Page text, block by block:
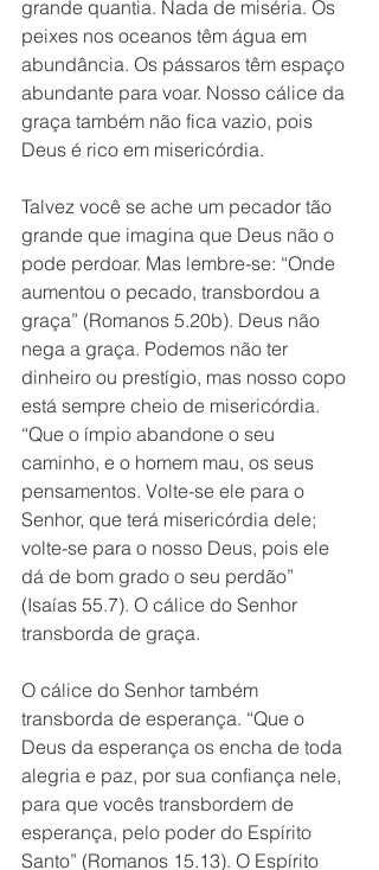
grande quantia. Nada de miséria. Os
peixes nos oceanos têm água em
abundância. Os pássaros têm espaço
abundante para voar. Nosso cálice da
graça também não fica vazio, pois
Deus é rico em misericórdia.
Talvez você se ache um pecador tão
grande que imagina que Deus não o
pode perdoar. Mas lembre-se: “Onde
aumentou o pecado, transbordou a
graça” (Romanos 5.20b). Deus não
nega a graça. Podemos não ter
dinheiro ou prestígio, mas nosso copo
está sempre cheio de misericórdia.
“Que o ímpio abandone o seu
caminho, e o homem mau, os seus
pensamentos. Volte-se ele para o
Senhor, que terá misericórdia dele;
volte-se para o nosso Deus, pois ele
dá de bom grado o seu perdão”
(Isaías 55.7). O cálice do Senhor
transborda de graça.
O cálice do Senhor também
transborda de esperança. “Que o
Deus da esperança os encha de toda
alegria e paz, por sua confiança nele,
para que vocês transbordem de
esperança, pelo poder do Espírito
Santo” (Romanos 15.13). O Espírito